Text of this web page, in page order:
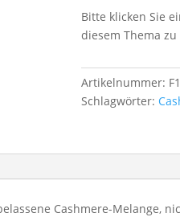
Schal
F1
54
Menge
Bitte klicken Sie
diesem Thema zu
Artikelnummer:
Schlagwörter:
Cashmere-Melange,